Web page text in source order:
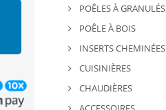
POÊLES À GRANULÉS
POÊLE À BOIS
INSERTS CHEMINÉES
CUISINIÈRES
CHAUDIÈRES